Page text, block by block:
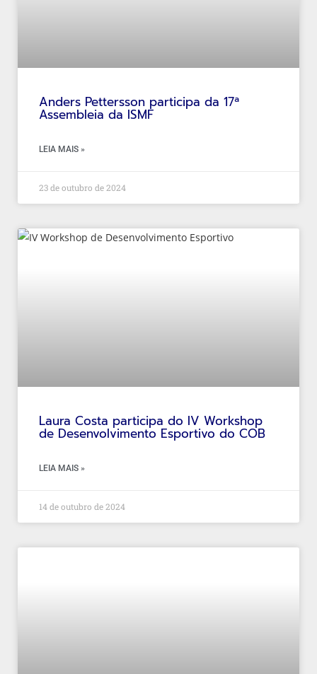
Anders Pettersson participa da 17ª
Assembleia da ISMF
LEIA MAIS »
23 de outubro de 2024
Laura Costa participa do IV Workshop
de Desenvolvimento Esportivo do COB
LEIA MAIS »
14 de outubro de 2024